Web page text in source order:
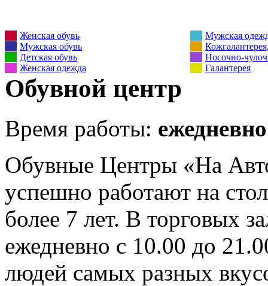
Женская обувь
Мужская обувь
Детская обувь
Женская одежда
Мужская
Носочно-
Галантерея
Обувной центр
Время работы:
Обувные Центры «На
успешно работают на
более 7 лет. В торговых
ежедневно с 10.00 до
людей самых разных